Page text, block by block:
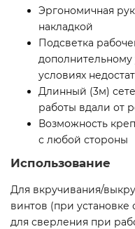
Эргономичная
накладкой
Подсветка
дополнительному
условиях
Длинный (3м)
работы вдали от
Возможность
с любой стороны
Использование
Для вкручивания/
винтов (при установке
для сверления при